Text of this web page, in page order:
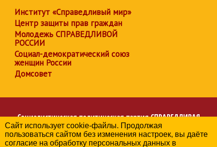
Институт «Справедливый мир»
Центр защиты прав граждан
Молодежь СПРАВЕДЛИВОЙ
РОССИИ
Социал-демократический союз
женщин России
Домсовет
Социалистическая политическая партияСПРАВЕДЛИВАЯ
РОССИЯ
Региональное отделение партии в Республике Дагестан
Сайт использует cookie-файлы. Продолжая
пользоваться сайтом без изменения настроек, вы даёте
согласие на обработку персональных данных в